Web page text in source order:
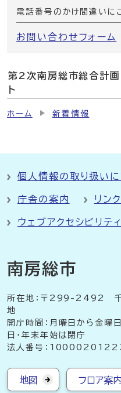
電話番号のかけ間違いに
お問い合わせフォーム
第2次南房総市総合計画
ト
ホーム 新着情報
個人情報の取り扱い
庁舎の案内 リン
ウェブアクセシビリテ
南房総市
所在地：〒299-2492 千
地
開庁時間：月曜日から金
日・年末年始は閉庁
法人番号：
地図 フロア案内